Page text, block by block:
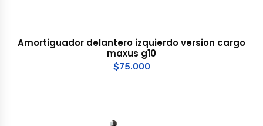
Amortiguador delantero izquierdo version cargo
maxus g10
$75.000